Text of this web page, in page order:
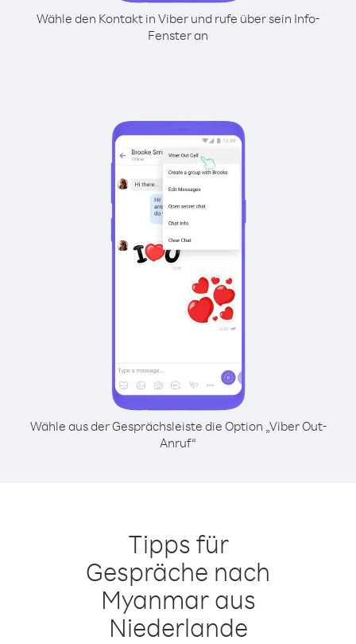
Wähle den Kontakt in Viber und rufe über sein Info-
Fenster an
Wähle aus der Gesprächsleiste die Option „Viber Out-
Anruf“
Tipps für
Gespräche nach
Myanmar aus
Niederlande